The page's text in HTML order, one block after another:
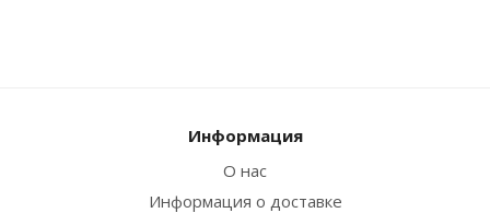
Информация
О нас
Информация о доставке